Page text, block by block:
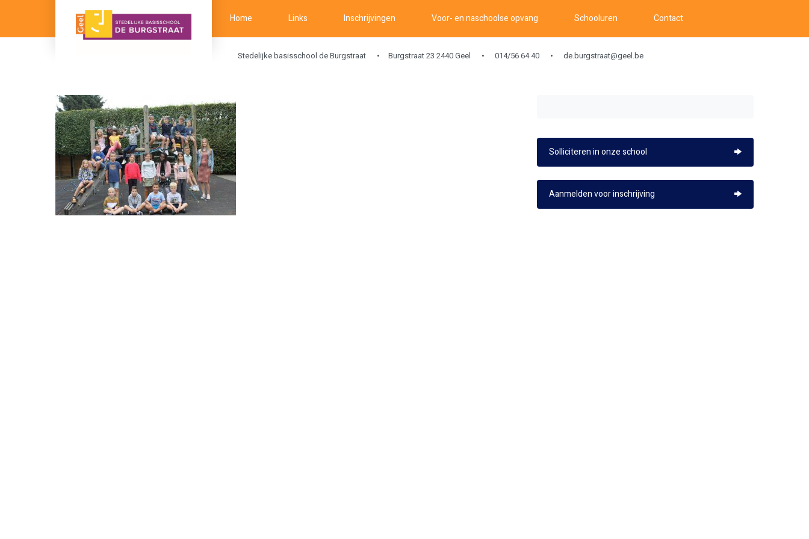
Home Links Inschrijvingen Voor- en naschoolse opvang Schooluren Contact
Stedelijke basisschool de Burgstraat Burgstraat 23 2440 Geel 014/56 64 40 de.burgstraat@geel.be
Solliciteren in onze school
Aanmelden voor inschrijving